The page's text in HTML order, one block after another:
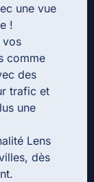
une vue
!
vos
comme
des
trafic et
une
Lens
dès